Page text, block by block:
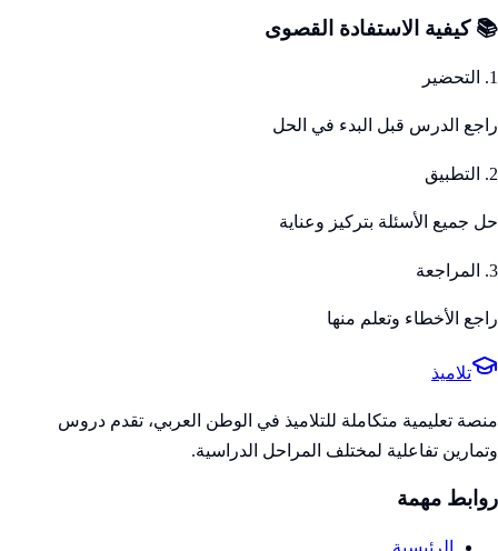
📚 كيفية الاستفادة القصوى
1. التحضير
راجع الدرس قبل البدء في الحل
2. التطبيق
حل جميع الأسئلة بتركيز وعناية
3. المراجعة
راجع الأخطاء وتعلم منها
تلاميذ
منصة تعليمية متكاملة للتلاميذ في الوطن العربي، تقدم دروس
وتمارين تفاعلية لمختلف المراحل الدراسية.
روابط مهمة
الرئيسية